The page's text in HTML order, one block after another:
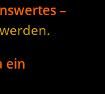
–
ein